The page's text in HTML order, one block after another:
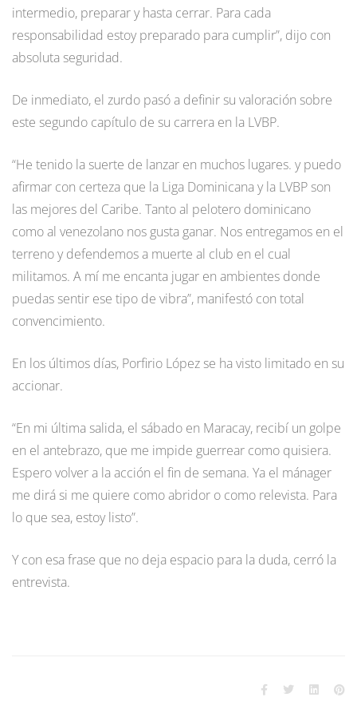
intermedio, preparar y hasta cerrar. Para cada
responsabilidad estoy preparado para cumplir”, dijo con
absoluta seguridad.
De inmediato, el zurdo pasó a definir su valoración sobre
este segundo capítulo de su carrera en la LVBP.
“He tenido la suerte de lanzar en muchos lugares. y puedo
afirmar con certeza que la Liga Dominicana y la LVBP son
las mejores del Caribe. Tanto al pelotero dominicano
como al venezolano nos gusta ganar. Nos entregamos en el
terreno y defendemos a muerte al club en el cual
militamos. A mí me encanta jugar en ambientes donde
puedas sentir ese tipo de vibra”, manifestó con total
convencimiento.
En los últimos días, Porfirio López se ha visto limitado en su
accionar.
“En mi última salida, el sábado en Maracay, recibí un golpe
en el antebrazo, que me impide guerrear como quisiera.
Espero volver a la acción el fin de semana. Ya el mánager
me dirá si me quiere como abridor o como relevista. Para
lo que sea, estoy listo”.
Y con esa frase que no deja espacio para la duda, cerró la
entrevista.